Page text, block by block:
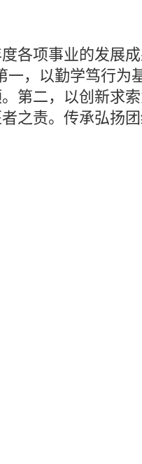
各项事业的发展
一，以勤学笃行
第二，以创新求
之责。传承弘扬